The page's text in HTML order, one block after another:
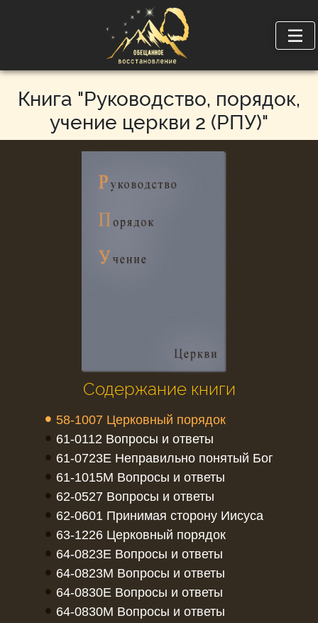
Книга "Руководство, порядок,
учение церкви 2 (РПУ)"
Содержание книги
• 58-1007 Церковный порядок
• 61-0112 Вопросы и ответы
• 61-0723E Неправильно понятый Бог
• 61-1015M Вопросы и ответы
• 62-0527 Вопросы и ответы
• 62-0601 Принимая сторону Иисуса
• 63-1226 Церковный порядок
• 64-0823E Вопросы и ответы
• 64-0823M Вопросы и ответы
• 64-0830E Вопросы и ответы
• 64-0830M Вопросы и ответы